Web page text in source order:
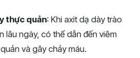
thực quản: Khi axit dạ dày trào
lâu ngày, có thể dẫn đến viêm
và gây chảy máu.